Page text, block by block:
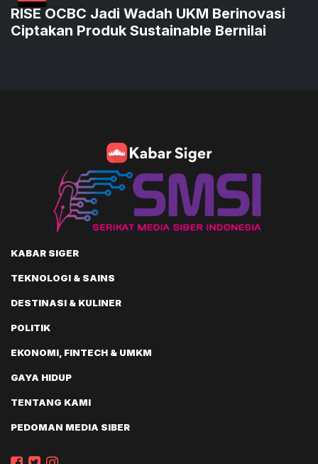
RISE OCBC Jadi Wadah UKM Berinovasi
Ciptakan Produk Sustainable Bernilai
KABAR SIGER
TEKNOLOGI & SAINS
DESTINASI & KULINER
POLITIK
EKONOMI, FINTECH & UMKM
GAYA HIDUP
TENTANG KAMI
PEDOMAN MEDIA SIBER